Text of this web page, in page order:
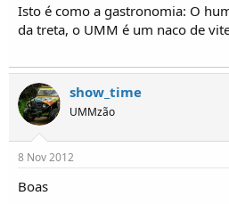
Isto é como a gastronomia: O
da treta, o UMM é um naco de
show_time
UMMzão
8 Nov 2012
Boas